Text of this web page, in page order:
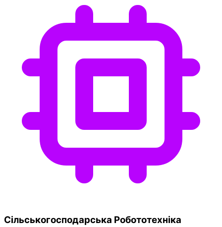
Сільськогосподарська Робототехніка